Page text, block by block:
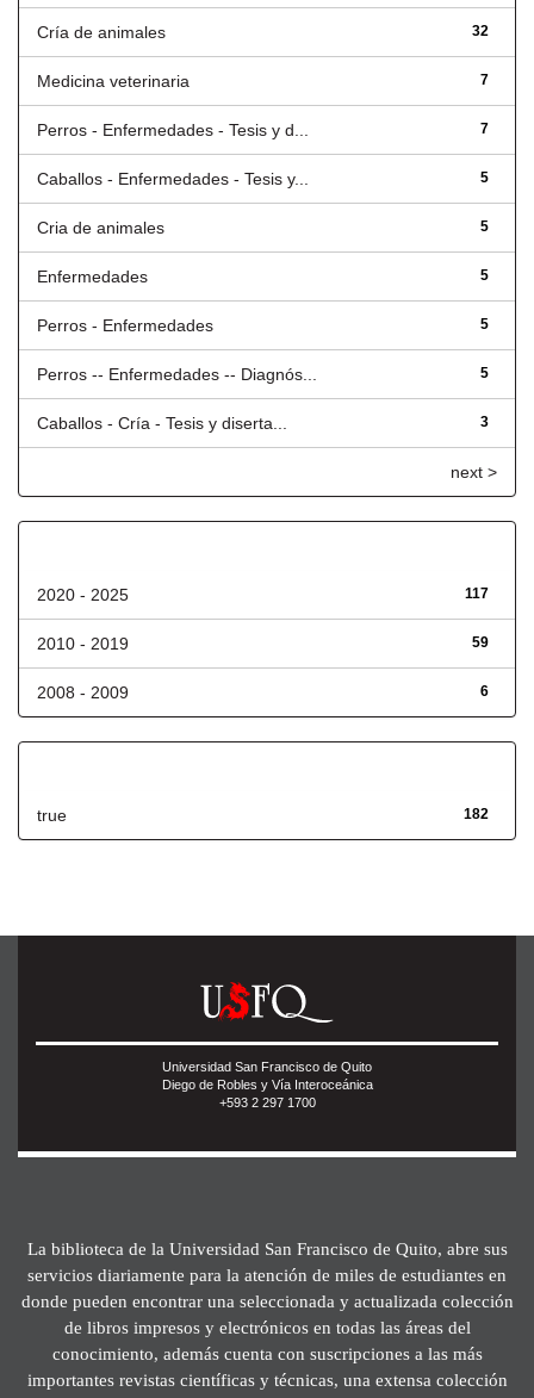
32
Cría de animales
7
Medicina veterinaria
7
Perros - Enfermedades - Tesis y d...
5
Caballos - Enfermedades - Tesis y...
5
Cria de animales
5
Enfermedades
5
Perros - Enfermedades
5
Perros -- Enfermedades -- Diagnós...
3
Caballos - Cría - Tesis y diserta...
next >
117
2020 - 2025
59
2010 - 2019
6
2008 - 2009
182
true
Universidad San Francisco de Quito
Diego de Robles y Vía Interoceánica
+593 2 297 1700
La biblioteca de la Universidad San Francisco de Quito, abre sus
servicios diariamente para la atención de miles de estudiantes en
donde pueden encontrar una seleccionada y actualizada colección
de libros impresos y electrónicos en todas las áreas del
conocimiento, además cuenta con suscripciones a las más
importantes revistas científicas y técnicas, una extensa colección